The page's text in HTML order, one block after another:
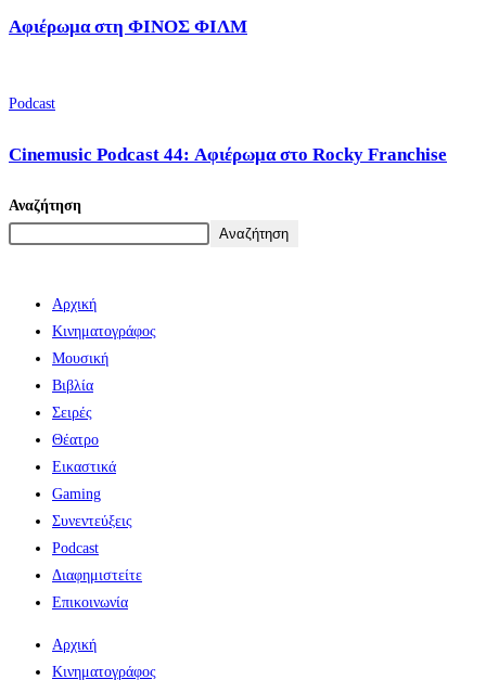
Αφιέρωμα στη ΦΙΝΟΣ ΦΙΛΜ
Podcast
Cinemusic Podcast 44: Αφιέρωμα στο Rocky Franchise
Αναζήτηση
Αναζήτηση
Αρχική
Κινηματογράφος
Μουσική
Βιβλία
Σειρές
Θέατρο
Εικαστικά
Gaming
Συνεντεύξεις
Podcast
Διαφημιστείτε
Επικοινωνία
Αρχική
Κινηματογράφος